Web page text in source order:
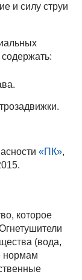
и силу струи
«ПК»,
которое
(вода,
нормам